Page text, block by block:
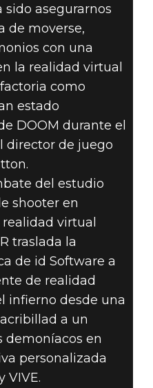
asegurarnos
de moverse,
con una
la realidad virtual
como
estado
DOOM durante el
director de juego
del estudio
shooter en
virtual
traslada la
de id Software a
de realidad
infierno desde una
a un
demoníacos en
personalizada
VIVE.